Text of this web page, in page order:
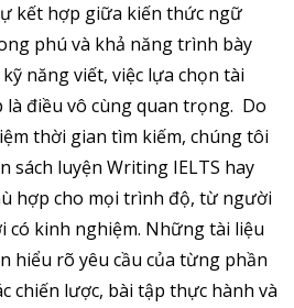
kết hợp giữa kiến thức ngữ
phú và khả năng trình bày
năng viết, việc lựa chọn tài
điều vô cùng quan trọng. Do
thời gian tìm kiếm, chúng tôi
sách luyện Writing IELTS hay
hợp cho mọi trình độ, từ người
có kinh nghiệm. Những tài liệu
hiểu rõ yêu cầu của từng phần
chiến lược, bài tập thực hành và